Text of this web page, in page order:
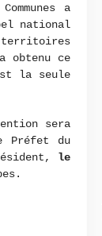
a
national
territoires
obtenu ce
la seule
sera
Préfet du
le